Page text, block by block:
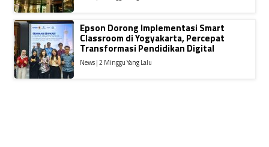
Epson Dorong Implementasi Smart
Classroom di Yogyakarta, Percepat
Transformasi Pendidikan Digital
News | 2 Minggu Yang Lalu